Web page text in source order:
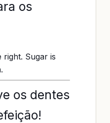
os
right. Sugar is
os dentes